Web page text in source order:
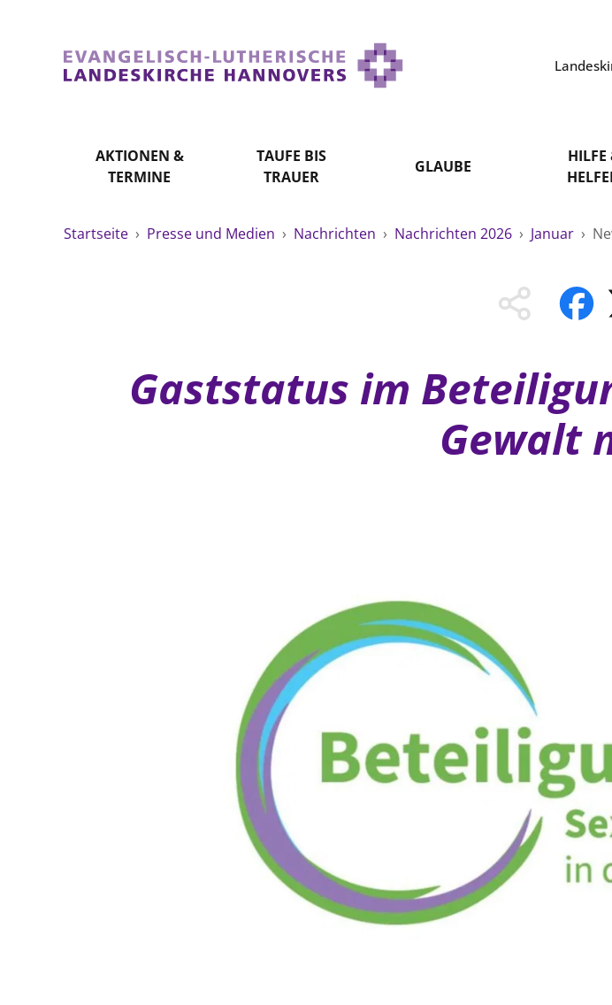
AKTIONEN &
TERMINE
TAUFE BIS
TRAUER
GLAUBE
HILFE
Startseite › Presse und Medien › Nachrichten › Nachrichten 2026 › Januar ›
Gaststatus im
Gewalt